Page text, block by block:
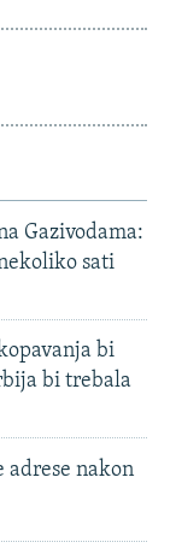
Gazivodama:
sati
bi
bi trebala
adrese nakon